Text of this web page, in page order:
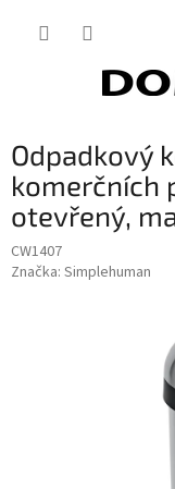
Odpadkový
komerčních
otevřený,
CW1407
Značka: Simplehuman